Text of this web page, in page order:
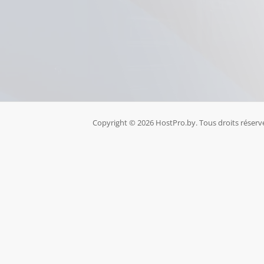
Copyright © 2026 HostPro.by. Tous droits